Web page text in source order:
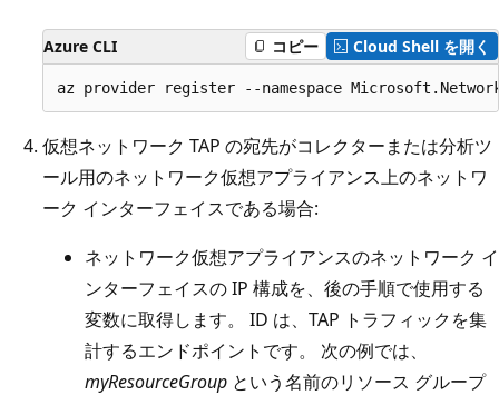
Azure CLI コピー Cloud Shell を開く
仮想ネットワーク TAP の宛先がコレクターまたは分析ツ
ール用のネットワーク仮想アプライアンス上のネットワ
ーク インターフェイスである場合:
ネットワーク仮想アプライアンスのネットワーク イ
ンターフェイスの IP 構成を、後の手順で使用する
変数に取得します。 ID は、TAP トラフィックを集
計するエンドポイントです。 次の例では、
myResourceGroup という名前のリソース グループ